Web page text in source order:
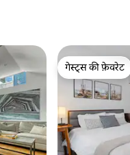
गेस्ट्स की फ़ेवरेट
गेस्ट्स की फ़ेवरेट